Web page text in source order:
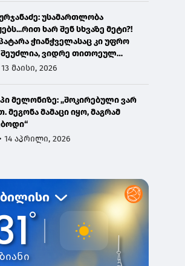
უსამართლობა
ხარ შენ სხვაზე მეტი?!
ჭიანჭველასაც კი უფრო
შეუძლია, ვიდრე თითოეულ
13 მაისი, 2026
მელონიზე: „შოკირებული ვარ
მეგონა მამაცი იყო, მაგრამ
14 აპრილი, 2026